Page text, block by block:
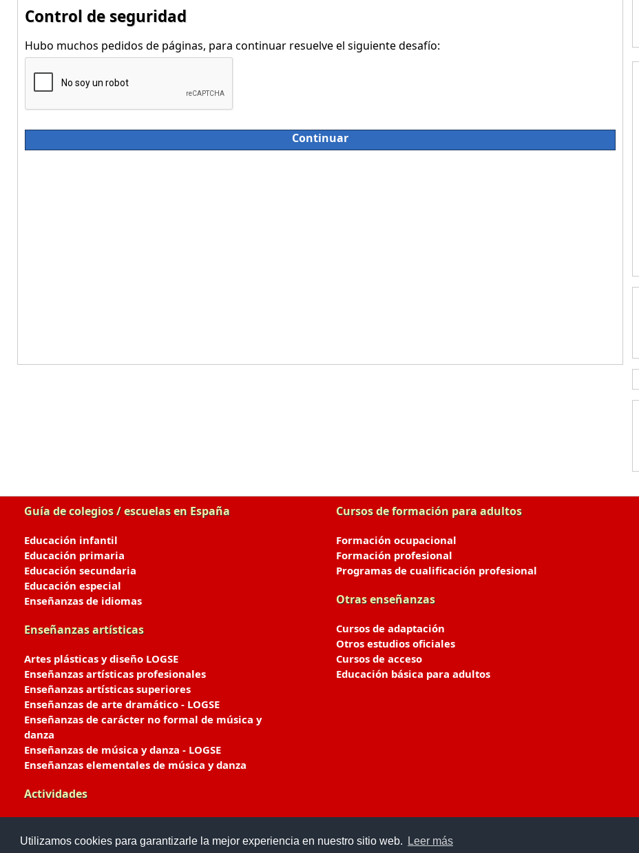
Utilizamos cookies para garantizarle la mejor experiencia en nuestro sitio web. Leer más
Control de seguridad
Hubo muchos pedidos de páginas, para continuar resuelve el siguiente desafío:
Continuar
Guía de colegios / escuelas en España
Educación infantil
Educación primaria
Educación secundaria
Educación especial
Enseñanzas de idiomas
Enseñanzas artísticas
Artes plásticas y diseño LOGSE
Enseñanzas artísticas profesionales
Enseñanzas artísticas superiores
Enseñanzas de arte dramático - LOGSE
Enseñanzas de carácter no formal de música y
danza
Enseñanzas de música y danza - LOGSE
Enseñanzas elementales de música y danza
Actividades
Cursos de formación para adultos
Formación ocupacional
Formación profesional
Programas de cualificación profesional
Otras enseñanzas
Cursos de adaptación
Otros estudios oficiales
Cursos de acceso
Educación básica para adultos